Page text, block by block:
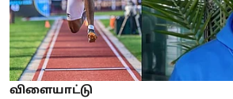
விளையாட்டு